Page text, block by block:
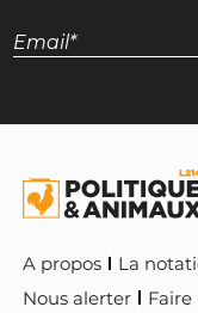
A propos La
Nous alerter
Faire